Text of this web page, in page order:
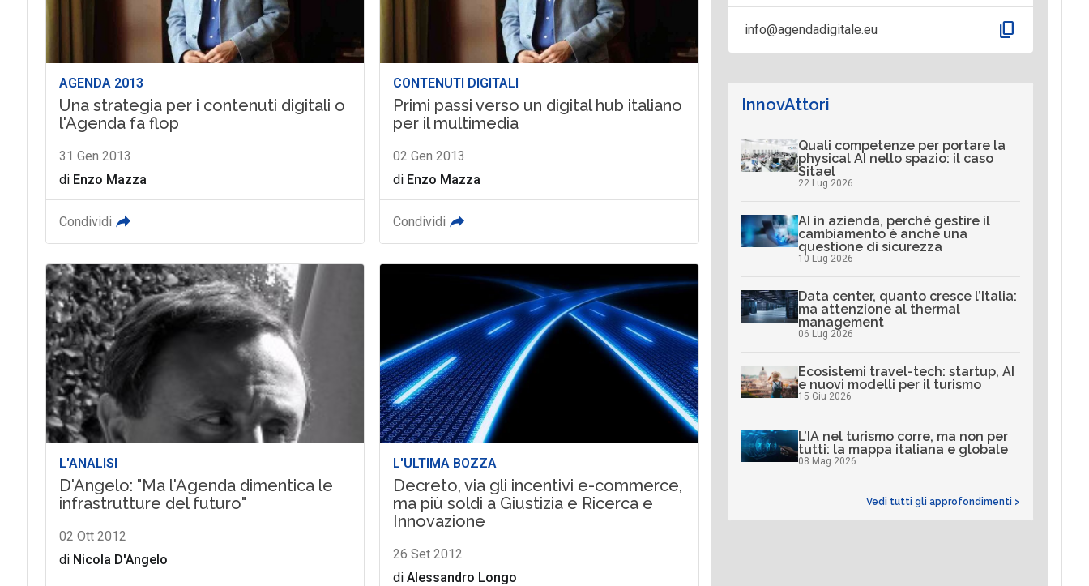
AGENDA 2013
Una strategia per i contenuti digitali o
l'Agenda fa flop
31 Gen 2013
di Enzo Mazza
Condividi
CONTENUTI DIGITALI
Primi passi verso un digital hub italiano
per il multimedia
02 Gen 2013
di Enzo Mazza
Condividi
L'ANALISI
D'Angelo: "Ma l'Agenda dimentica le
infrastrutture del futuro"
02 Ott 2012
di Nicola D'Angelo
L'ULTIMA BOZZA
Decreto, via gli incentivi e-commerce,
ma più soldi a Giustizia e Ricerca e
Innovazione
26 Set 2012
diAlessandro Longo
info@agendadigitale.eu content_copy
InnovAttori
Quali competenze per portare la
physical AI nello spazio: il caso
Sitael
22 Lug 2026
AI in azienda, perché gestire il
cambiamento è anche una
questione di sicurezza
10 Lug 2026
Data center, quanto cresce l’Italia:
ma attenzione al thermal
management
06 Lug 2026
Ecosistemi travel-tech: startup, AI
e nuovi modelli per il turismo
15 Giu 2026
L’IA nel turismo corre, ma non per
tutti: la mappa italiana e globale
08 Mag 2026
Vedi tutti gli approfondimenti >